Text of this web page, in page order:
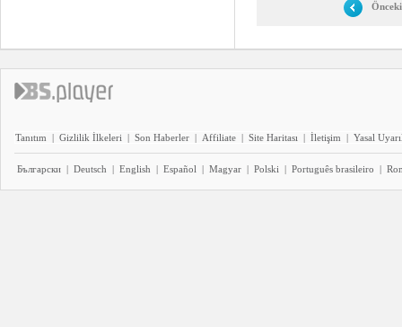
Önceki
Tanıtım | Gizlilik İlkeleri | Son Haberler | Affiliate | Site Haritası | İletişim | Yasal
Български | Deutsch | English | Español | Magyar | Polski | Português brasileiro |